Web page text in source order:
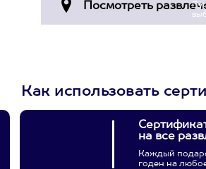
Как использовать
на все
Каждый
годен на